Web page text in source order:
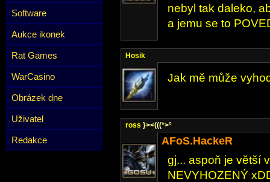
Software
Aukce ikonek
Rat Games
WarCasino
Obrázek dne
Uživatel
Redakce
nebyl tak daleko,
a jemu se to
Hosik
Jak mě může
ross }><(((*>°
AFoS.HackeR
gj... aspoň je větší
NEVYHOZENÝ